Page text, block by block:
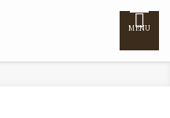
MENU